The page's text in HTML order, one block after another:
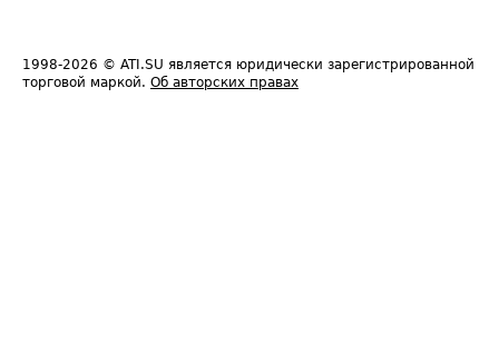
1998-2026 © ATI.SU является юридически зарегистрированной
торговой маркой. Об авторских правах